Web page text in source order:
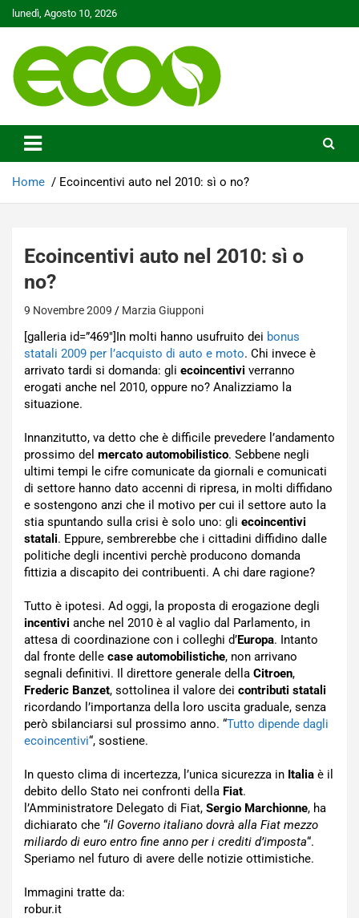
Skip
to
lunedì, Agosto 10, 2026
Ecoo.it
Home Ecoincentivi auto nel 2010: sì o no?
Ecoincentivi auto nel 2010: sì o
no?
9 Novembre 2009 Marzia Giupponi
[galleria id=”469″]In molti hanno usufruito dei bonus
statali 2009 per l’acquisto di auto e moto. Chi invece è
arrivato tardi si domanda: gli ecoincentivi verranno
erogati anche nel 2010, oppure no? Analizziamo la
situazione.
Innanzitutto, va detto che è difficile prevedere l’andamento
prossimo del mercato automobilistico. Sebbene negli
ultimi tempi le cifre comunicate da giornali e comunicati
di settore hanno dato accenni di ripresa, in molti diffidano
e sostengono anzi che il motivo per cui il settore auto la
stia spuntando sulla crisi è solo uno: gli ecoincentivi
statali. Eppure, sembrerebbe che i cittadini diffidino dalle
politiche degli incentivi perchè producono domanda
fittizia a discapito dei contribuenti. A chi dare ragione?
Tutto è ipotesi. Ad oggi, la proposta di erogazione degli
incentivi anche nel 2010 è al vaglio dal Parlamento, in
attesa di coordinazione con i colleghi d’Europa. Intanto
dal fronte delle case automobilistiche, non arrivano
segnali definitivi. Il direttore generale della Citroen,
Frederic Banzet, sottolinea il valore dei contributi statali
ricordando l’importanza della loro uscita graduale, senza
però sbilanciarsi sul prossimo anno. “Tutto dipende dagli
ecoincentivi“, sostiene.
In questo clima di incertezza, l’unica sicurezza in Italia è il
debito dello Stato nei confronti della Fiat.
l’Amministratore Delegato di Fiat, Sergio Marchionne, ha
dichiarato che “il Governo italiano dovrà alla Fiat mezzo
miliardo di euro entro fine anno per i crediti d’imposta“.
Speriamo nel futuro di avere delle notizie ottimistiche.
Immagini tratte da:
robur.it